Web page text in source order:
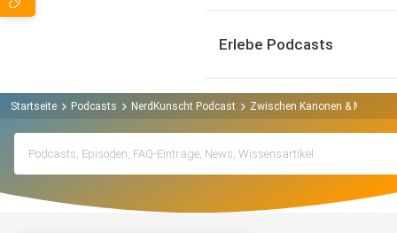
Erlebe Podcasts
Startseite Podcasts NerdKunscht Podcast Zwischen Kanonen &